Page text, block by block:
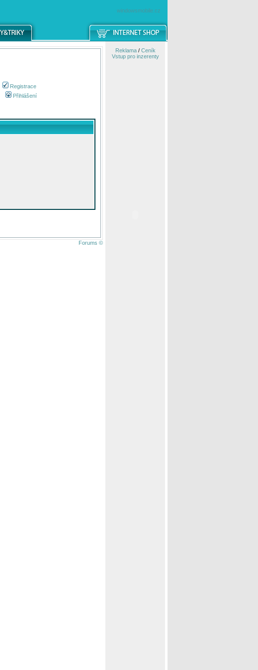
windowsmobile.cz
Registrace
Přihlášení
Forums ©
Reklama/ Ceník
Vstup pro inzerenty